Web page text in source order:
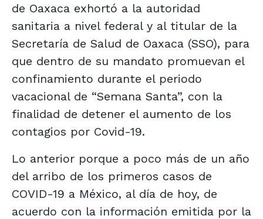
de Oaxaca exhortó a la autoridad
sanitaria a nivel federal y al titular de la
Secretaría de Salud de Oaxaca (SSO), para
que dentro de su mandato promuevan el
confinamiento durante el periodo
vacacional de “Semana Santa”, con la
finalidad de detener el aumento de los
contagios por Covid-19.
Lo anterior porque a poco más de un año
del arribo de los primeros casos de
COVID-19 a México, al día de hoy, de
acuerdo con la información emitida por la